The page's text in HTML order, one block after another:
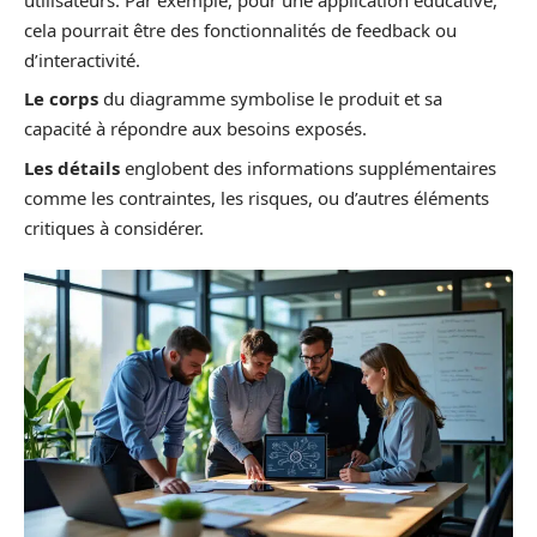
cela pourrait être des fonctionnalités de feedback ou
d’interactivité.
Le corps du diagramme symbolise le produit et sa
capacité à répondre aux besoins exposés.
Les détails englobent des informations supplémentaires
comme les contraintes, les risques, ou d’autres éléments
critiques à considérer.